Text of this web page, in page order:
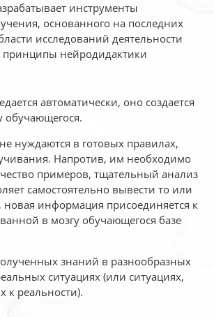
инструменты
основанного на последних
исследований деятельности
принципы нейродидактики
автоматически, оно создается
обучающегося.
нуждаются в готовых правилах,
Напротив, им необходимо
примеров, тщательный анализ
самостоятельно вывести то или
новая информация присоединяется к
в мозгу обучающегося базе
знаний в разнообразных
ситуациях (или ситуациях,
к реальности).